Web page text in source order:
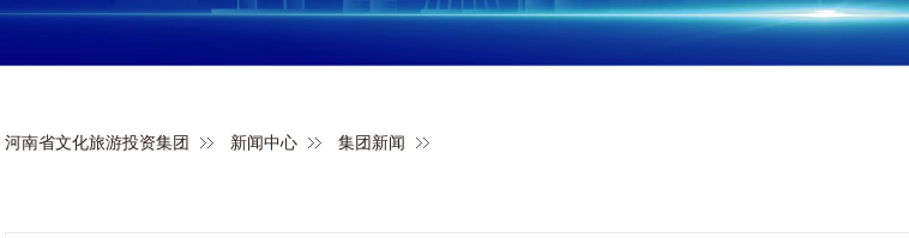
河南省文化旅游投资集团 新闻中心 集团新闻